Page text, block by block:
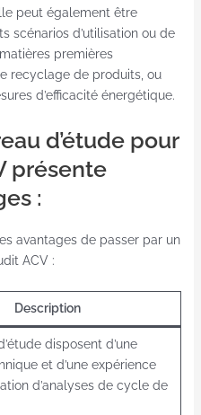
peut également être
scénarios d’utilisation ou de
premières
recyclage de produits, ou
d’efficacité énergétique.
d’étude pour
présente
:
avantages de passer par un
ACV :
Description
disposent d’une
et d’une expérience
d’analyses de cycle de